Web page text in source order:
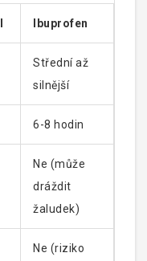
Ibuprofen
Střední až
silnější
6-8 hodin
Ne (může
dráždit
žaludek)
Ne (riziko